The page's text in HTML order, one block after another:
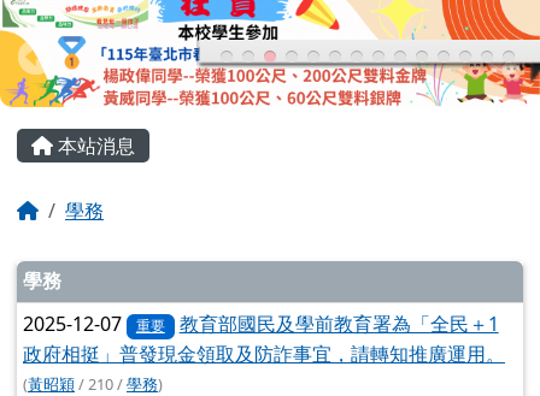
主內容區域
本站消息
回首頁
學務
文章列表
學務
2025-12-07 重要
教育部國民及學前教育署為「全民＋1
政府相挺」普發現金領取及防詐事宜，請轉知推廣運用。
(黃昭穎/ 210 /學務)
頁尾區域